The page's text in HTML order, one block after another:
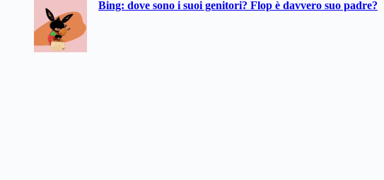
Bing: dove sono i suoi genitori? Flop è davvero suo padre?